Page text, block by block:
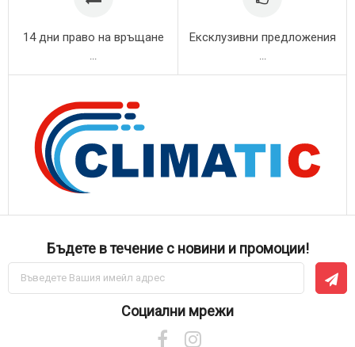
14 дни право на връщане Ексклузивни предложения
Бъдете в течение с новини и промоции!
Абонирай
за
Социални мрежи